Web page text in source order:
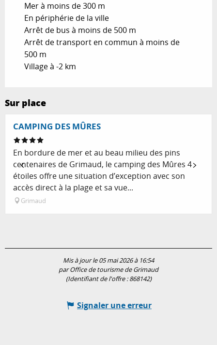
Mer à moins de 300 m
En périphérie de la ville
Arrêt de bus à moins de 500 m
Arrêt de transport en commun à moins de
500 m
Village à -2 km
Sur place
CAMPING DES MÛRES
En bordure de mer et au beau milieu des pins
centenaires de Grimaud, le camping des Mûres 4
étoiles offre une situation d’exception avec son
accès direct à la plage et sa vue...
Grimaud
Mis à jour le 05 mai 2026 à 16:54
par Office de tourisme de Grimaud
(Identifiant de l'offre :868142)
Signaler une erreur